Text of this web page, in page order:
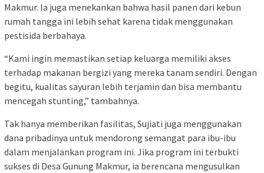
Makmur. Ia juga menekankan bahwa hasil panen dari kebun
rumah tangga ini lebih sehat karena tidak menggunakan
pestisida berbahaya.
“Kami ingin memastikan setiap keluarga memiliki akses
terhadap makanan bergizi yang mereka tanam sendiri. Dengan
begitu, kualitas sayuran lebih terjamin dan bisa membantu
mencegah stunting,” tambahnya.
Tak hanya memberikan fasilitas, Sujiati juga menggunakan
dana pribadinya untuk mendorong semangat para ibu-ibu
dalam menjalankan program ini. Jika program ini terbukti
sukses di Desa Gunung Makmur, ia berencana mengusulkan